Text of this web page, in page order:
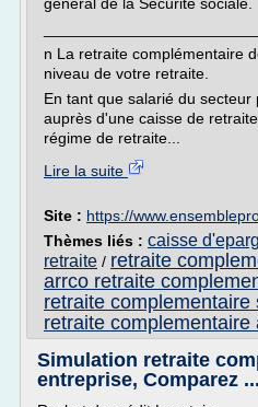
n La retraite complémentaire
niveau de votre retraite.
En tant que salarié du secteur
auprès d'une caisse de
régime de retraite...
Lire la suite
Site : https://
Thèmes liés : caisse
retraite / retraite
arrco retraite
retraite complementaire
retraite complementaire
Simulation retraite
entreprise, Comparez ...